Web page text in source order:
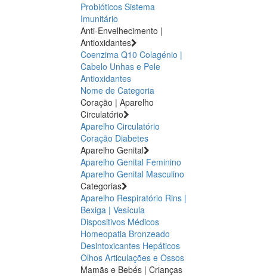
Probióticos Sistema
Imunitário
Anti-Envelhecimento |
Antioxidantes
Coenzima Q10 Colagénio |
Cabelo Unhas e Pele
Antioxidantes
Nome de Categoria
Coração | Aparelho
Circulatório
Aparelho Circulatório
Coração Diabetes
Aparelho Genital
Aparelho Genital Feminino
Aparelho Genital Masculino
Categorias
Aparelho Respiratório Rins |
Bexiga | Vesícula
Dispositivos Médicos
Homeopatia Bronzeado
Desintoxicantes Hepáticos
Olhos Articulações e Ossos
Mamãs e Bebés | Crianças